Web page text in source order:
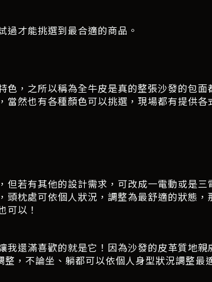
過才能挑選到最合適的商品。
色，之所以稱為全牛皮是真的整張沙發的包
當然也有各種顏色可以挑選，現場都有提供
但若有其他的設計需求，可改成一電動或是
頭枕處可依個人狀況，調整為最舒適的狀態
可以！
我還滿喜歡的就是它！因為沙發的皮革質地
，不論坐、躺都可以依個人身型狀況調整最